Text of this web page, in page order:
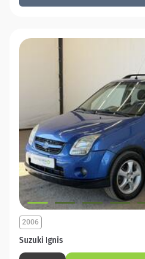
Suzuki Ignis
2006